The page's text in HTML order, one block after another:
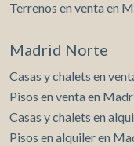
Terrenos en venta en
Madrid Norte
Casas y chalets en
Pisos en venta en
Casas y chalets en
Pisos en alquiler en